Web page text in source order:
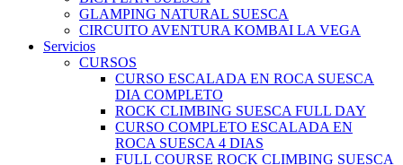
GLAMPING NATURAL SUESCA
CIRCUITO AVENTURA KOMBAI LA VEGA
Servicios
CURSOS
CURSO ESCALADA EN ROCA SUESCA
DIA COMPLETO
ROCK CLIMBING SUESCA FULL DAY
CURSO COMPLETO ESCALADA EN
ROCA SUESCA 4 DIAS
FULL COURSE ROCK CLIMBING SUESCA